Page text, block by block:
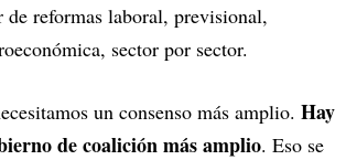
de reformas laboral, previsional,
sector por sector.
un consenso más amplio. Hay
de coalición más amplio. Eso se